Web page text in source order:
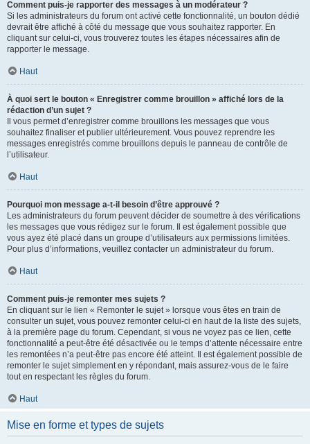
Comment puis-je rapporter des messages à un modérateur ?
Si les administrateurs du forum ont activé cette fonctionnalité, un bouton dédié
devrait être affiché à côté du message que vous souhaitez rapporter. En
cliquant sur celui-ci, vous trouverez toutes les étapes nécessaires afin de
rapporter le message.
Haut
À quoi sert le bouton « Enregistrer comme brouillon » affiché lors de la
rédaction d’un sujet ?
Il vous permet d’enregistrer comme brouillons les messages que vous
souhaitez finaliser et publier ultérieurement. Vous pouvez reprendre les
messages enregistrés comme brouillons depuis le panneau de contrôle de
l’utilisateur.
Haut
Pourquoi mon message a-t-il besoin d’être approuvé ?
Les administrateurs du forum peuvent décider de soumettre à des vérifications
les messages que vous rédigez sur le forum. Il est également possible que
vous ayez été placé dans un groupe d’utilisateurs aux permissions limitées.
Pour plus d’informations, veuillez contacter un administrateur du forum.
Haut
Comment puis-je remonter mes sujets ?
En cliquant sur le lien « Remonter le sujet » lorsque vous êtes en train de
consulter un sujet, vous pouvez remonter celui-ci en haut de la liste des sujets,
à la première page du forum. Cependant, si vous ne voyez pas ce lien, cette
fonctionnalité a peut-être été désactivée ou le temps d’attente nécessaire entre
les remontées n’a peut-être pas encore été atteint. Il est également possible de
remonter le sujet simplement en y répondant, mais assurez-vous de le faire
tout en respectant les règles du forum.
Haut
Mise en forme et types de sujets